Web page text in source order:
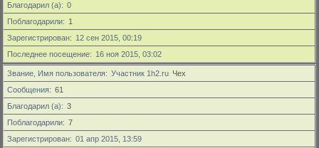
Благодарил (а)
0
Поблагодарили
1
Зарегистрирован
12 сен 2015, 00:19
Последнее посещение
16 ноя 2015, 03:02
Звание, Имя пользователя Участник 1h2.ru Чех
Сообщения
61
Благодарил (а)
3
Поблагодарили
7
Зарегистрирован
01 апр 2015, 13:59